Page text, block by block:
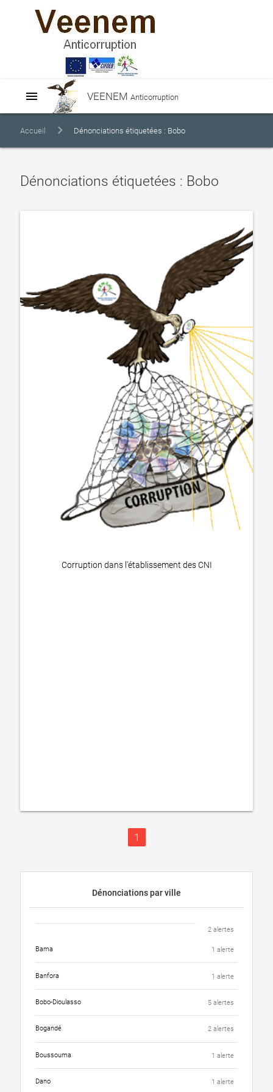
VEENEMAnticorruption
menu
Accueil Dénonciations étiquetées : Bobo
Dénonciations étiquetées : Bobo
Corruption dans l'établissement des CNI
1
Dénonciations par ville
2 alertes
Bama 1 alerte
Banfora 1 alerte
Bobo-Dioulasso 5 alertes
Bogandé 2 alertes
Boussouma 1 alerte
Dano 1 alerte